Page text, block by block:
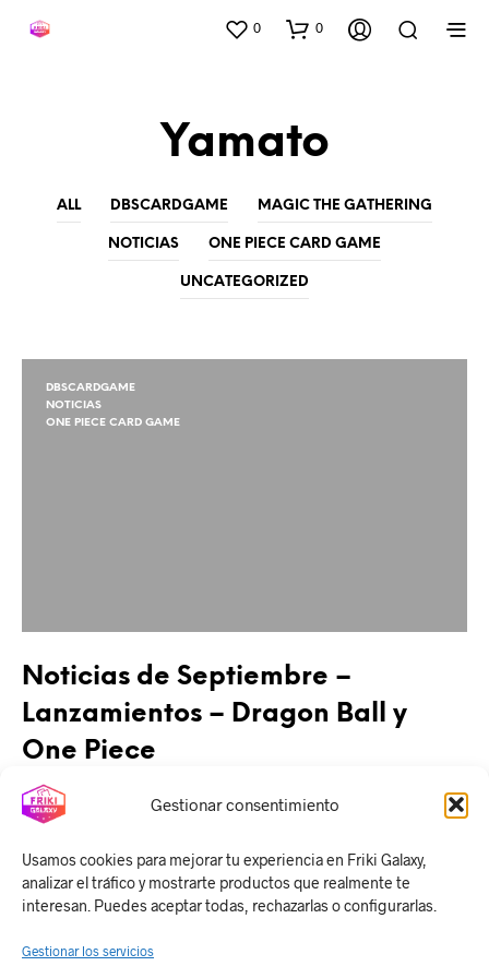
Gestionar consentimiento
Usamos cookies para mejorar tu experiencia en Friki Galaxy,
analizar el tráfico y mostrarte productos que realmente te
interesan. Puedes aceptar todas, rechazarlas o configurarlas.
Gestionar los servicios
0 0
Yamato
ALL DBSCARDGAME MAGIC THE GATHERING
NOTICIAS ONE PIECE CARD GAME
UNCATEGORIZED
DBSCARDGAME
NOTICIAS
ONE PIECE CARD GAME
Noticias de Septiembre –
Lanzamientos – Dragon Ball y
One Piece
CONTINUE READING